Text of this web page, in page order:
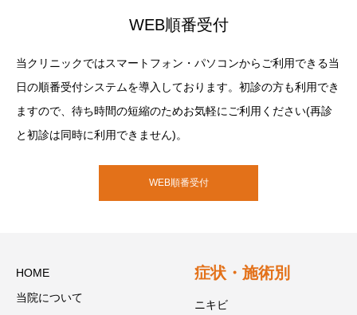
WEB順番受付
当クリニックではスマートフォン・パソコンからご利用できる当
日の順番受付システムを導入しております。初診の方も利用でき
ますので、待ち時間の短縮のためお気軽にご利用ください(再診
と初診は同時に利用できません)。
WEB順番受付
HOME
当院について
症状・施術別
ニキビ